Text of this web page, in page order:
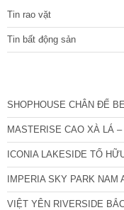
Tin rao vặt
Tin bất động sản
SHOPHOUSE CHÂN ĐẾ
MASTERISE CAO XÀ LÁ
ICONIA LAKESIDE TỐ
IMPERIA SKY PARK NAM
VIỆT YÊN RIVERSIDE